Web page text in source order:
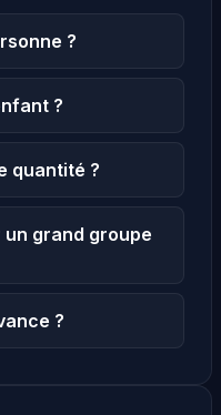
?
?
quantité ?
grand groupe
?